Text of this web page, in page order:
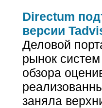
Directum
версии
Деловой
рынок
обзора
заняла